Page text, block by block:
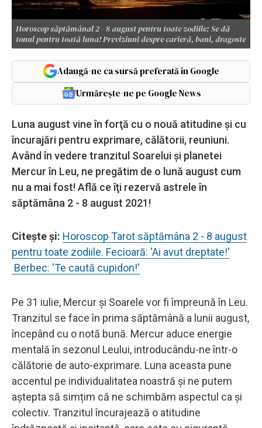
Horoscop săptămânal 2 - 8 august pentru toate zodiile: Se dă
tonul pentru toată luna! Previziuni despre carieră, bani, dragoste
Adaugă-ne ca sursă preferată în Google
Urmărește-ne pe Google News
Luna august vine în forţă cu o nouă atitudine şi cu
încurajări pentru exprimare, călătorii, reuniuni.
Având în vedere tranzitul Soarelui şi planetei
Mercur în Leu, ne pregătim de o lună august cum
nu a mai fost! Află ce îţi rezervă astrele în
săptămâna 2 - 8 august 2021!
Citeşte şi: Horoscop Tarot săptămâna 2 - 8 august
pentru toate zodiile. Fecioară: 'Ai avut dreptate!'
Berbec: 'Te caută cupidon!'
Pe 31 iulie, Mercur și Soarele vor fi împreună în Leu.
Tranzitul se face în prima săptămână a lunii august,
începând cu o notă bună. Mercur aduce energie
mentală în sezonul Leului, introducându-ne într-o
călătorie de auto-exprimare. Luna aceasta pune
accentul pe individualitatea noastră și ne putem
aștepta să simțim că ne schimbăm aspectul ca şi
colectiv. Tranzitul încurajează o atitudine